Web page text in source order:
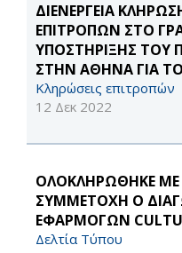
ΔΙΕΝΕΡΓΕΙΑ
ΕΠΙΤΡΟΠΩΝ ΣΤΟ
ΥΠΟΣΤΗΡΙΞΗΣ ΤΟΥ
ΣΤΗΝ ΑΘΗΝΑ ΓΙΑ
Κληρώσεις επιτροπών
12 Δεκ 2022
ΟΛΟΚΛΗΡΩΘΗΚΕ ΜΕ
ΣΥΜΜΕΤΟΧΗ Ο
ΕΦΑΡΜΟΓΩΝ
Δελτία Τύπου